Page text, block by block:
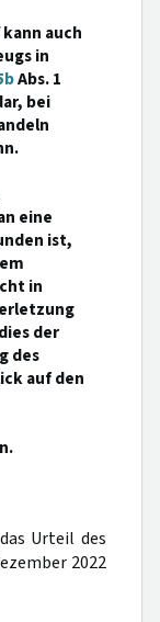
auch
in
Abs. 1
bei
eine
ist,
in
der
des
auf den
Urteil des
2022